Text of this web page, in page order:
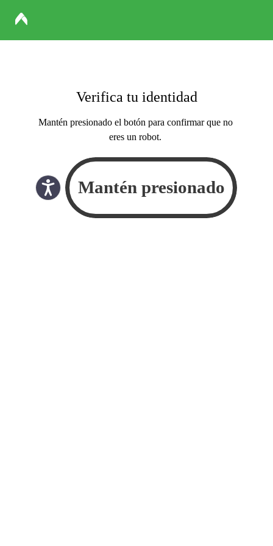
Verifica tu identidad
Mantén presionado el botón para confirmar que no
eres un robot.